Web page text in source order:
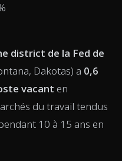
district de la Fed de
Dakotas) a 0,6
vacant en
du travail tendus
10 à 15 ans en